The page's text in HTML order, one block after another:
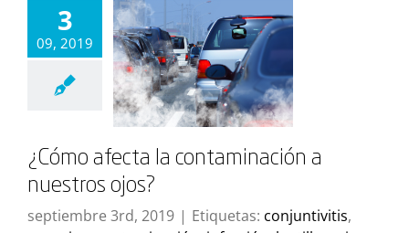
3
09, 2019
¿Cómo afecta la contaminación a
nuestros ojos?
septiembre 3rd, 2019 | Etiquetas: conjuntivitis,